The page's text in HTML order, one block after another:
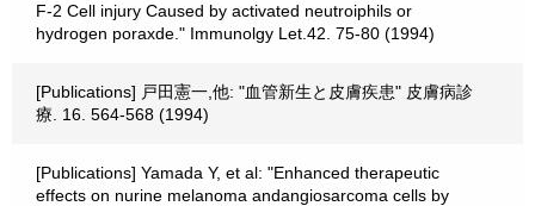
F-2 Cell injury Caused by activated neutroiphils or
hydrogen poraxde." Immunolgy Let.42. 75-80 (1994)
[Publications] 戸田憲一,他: "血管新生と皮膚疾患" 皮膚病診
療. 16. 564-568 (1994)
[Publications] Yamada Y, et al: "Enhanced therapeutic
effects on nurine melanoma andangiosarcoma cells by